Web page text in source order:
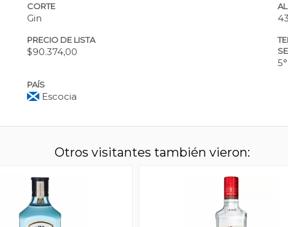
CORTE
Gin
PRECIO DE LISTA
$90.374,00
PAÍS
Escocia
Otros visitantes también vieron: